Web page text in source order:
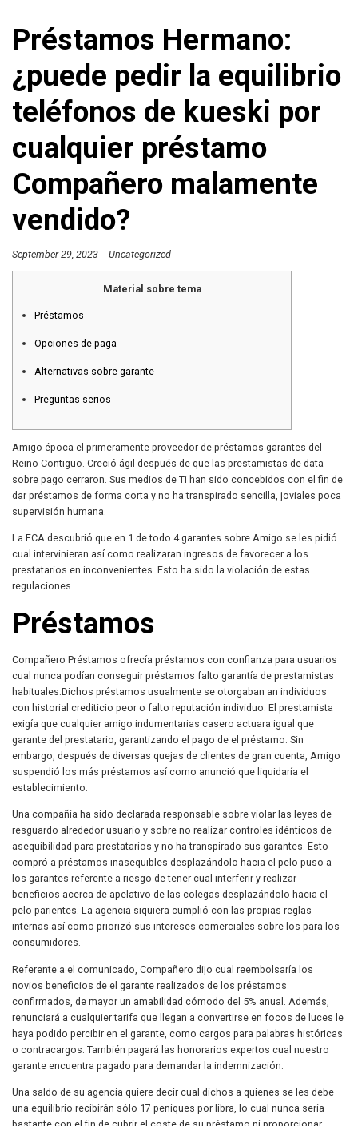
Préstamos Hermano:
¿puede pedir la equilibrio
teléfonos de kueski por
cualquier préstamo
Compañero malamente
vendido?
September 29, 2023 Uncategorized
Material sobre tema
Préstamos
Opciones de paga
Alternativas sobre garante
Preguntas serios
Amigo época el primeramente proveedor de préstamos garantes del
Reino Contiguo. Creció ágil después de que las prestamistas de data
sobre pago cerraron. Sus medios de Ti han sido concebidos con el fin de
dar préstamos de forma corta y no ha transpirado sencilla, joviales poca
supervisión humana.
La FCA descubrió que en 1 de todo 4 garantes sobre Amigo se les pidió
cual intervinieran así­ como realizaran ingresos de favorecer a los
prestatarios en inconvenientes. Esto ha sido la violación de estas
regulaciones.
Préstamos
Compañero Préstamos ofrecía préstamos con confianza para usuarios
cual nunca podían conseguir préstamos falto garantía de prestamistas
habituales.Dichos préstamos usualmente se otorgaban an individuos
con historial crediticio peor o falto reputación individuo. El prestamista
exigía que cualquier amigo indumentarias casero actuara igual que
garante del prestatario, garantizando el pago de el préstamo. Sin
embargo, después de diversas quejas de clientes de gran cuenta, Amigo
suspendió los más préstamos así­ como anunció que liquidaría el
establecimiento.
Una compañía ha sido declarada responsable sobre violar las leyes de
resguardo alrededor usuario y sobre no realizar controles idénticos de
asequibilidad para prestatarios y no ha transpirado sus garantes. Esto
compró a préstamos inasequibles desplazándolo hacia el pelo puso a
los garantes referente a riesgo de tener cual interferir y realizar
beneficios acerca de apelativo de las colegas desplazándolo hacia el
pelo parientes. La agencia siquiera cumplió con las propias reglas
internas así­ como priorizó sus intereses comerciales sobre los para los
consumidores.
Referente a el comunicado, Compañero dijo cual reembolsaría los
novios beneficios de el garante realizados de los préstamos
confirmados, de mayor un amabilidad cómodo del 5% anual. Además,
renunciará a cualquier tarifa que llegan a convertirse en focos de luces le
haya podido percibir en el garante, como cargos para palabras históricas
o contracargos. También pagará las honorarios expertos cual nuestro
garante encuentra pagado para demandar la indemnización.
Una saldo de su agencia quiere decir cual dichos a quienes se les debe
una equilibrio recibirán sólo 17 peniques por libra, lo cual nunca serí­a